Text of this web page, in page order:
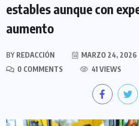
estables aunque con
aumento
BY REDACCIÓN
MARZO 24, 2026
0 COMMENTS
41 VIEWS